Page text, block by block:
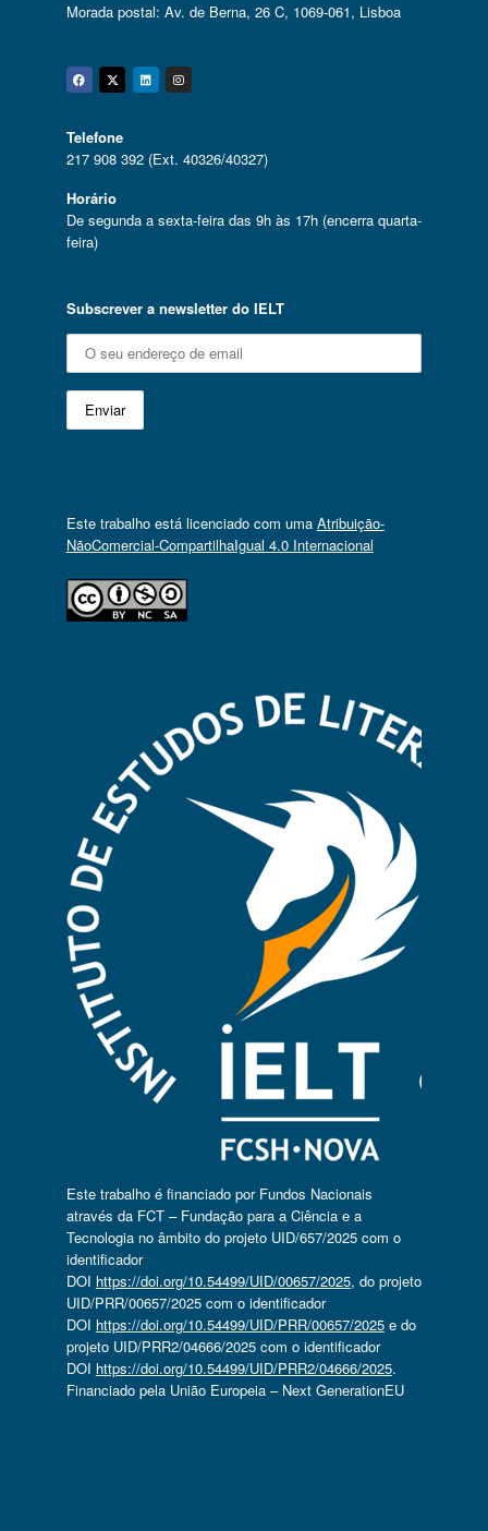
Morada postal: Av. de Berna, 26 C, 1069-061, Lisboa
Facebook
Twitter
Linkedin
Instagram
Telefone
217 908 392 (Ext. 40326/40327)
Horário
De segunda a sexta-feira das 9h às 17h (encerra quarta-
feira)
Subscrever a newsletter do IELT
Este trabalho está licenciado com uma Atribuição-
NãoComercial-CompartilhaIgual 4.0 Internacional
Este trabalho é financiado por Fundos Nacionais
através da FCT – Fundação para a Ciência e a
Tecnologia no âmbito do projeto UID/657/2025 com o
identificador
DOI https://doi.org/10.54499/UID/00657/2025, do projeto
UID/PRR/00657/2025 com o identificador
DOI https://doi.org/10.54499/UID/PRR/00657/2025e do
projeto UID/PRR2/04666/2025 com o identificador
DOI https://doi.org/10.54499/UID/PRR2/04666/2025.
Financiado pela União Europeia – Next GenerationEU